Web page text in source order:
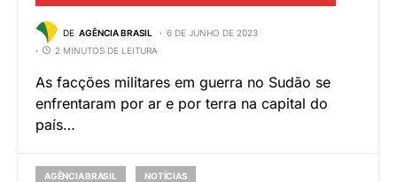
DE AGÊNCIA BRASIL
6 DE JUNHO DE 2023
2 MINUTOS DE LEITURA
As facções militares em guerra no Sudão se
enfrentaram por ar e por terra na capital do
país…
AGÊNCIA BRASIL NOTÍCIAS